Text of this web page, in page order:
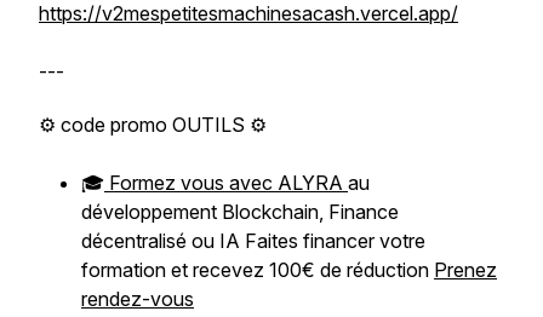
https://v2mespetitesmachinesacash.vercel.app/
---
⚙️ code promo OUTILS ⚙️
🎓 Formez vous avec ALYRA au
développement Blockchain, Finance
décentralisé ou IA Faites financer votre
formation et recevez 100€ de réduction Prenez
rendez-vous